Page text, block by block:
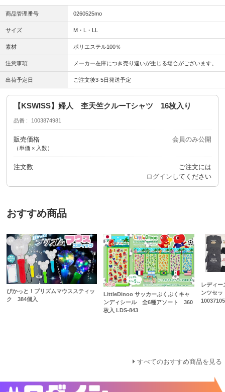
商品管理番号 0260525mo
サイズ M・L・LL
素材 ポリエステル100％
注意事項 メーカー在庫につき売り違いが生じる場合がございます。
出荷予定日 ご注文後3-5日発送予定
【KSWISS】婦人 杢天竺クルーTシャツ 16枚入り
品番 1003874981
販売価格
（単価 × 入数）
会員のみ公開
注文数
ご注文には
ログイン してください
おすすめ商品
ぴかっと！プリズムマウススティッ
ク 384個入
LittleDinoo サッカーぷくぷくキャ
ンディシール 全6種アソート 360
枚入 LDS-843
レディ
ンツセ
すべてのおすすめ商品を見る